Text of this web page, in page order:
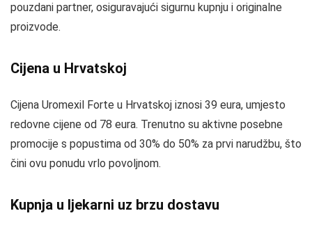
pouzdani partner, osiguravajući sigurnu kupnju i originalne
proizvode.
Cijena u Hrvatskoj
Cijena Uromexil Forte u Hrvatskoj iznosi 39 eura, umjesto
redovne cijene od 78 eura. Trenutno su aktivne posebne
promocije s popustima od 30% do 50% za prvi narudžbu, što
čini ovu ponudu vrlo povoljnom.
Kupnja u ljekarni uz brzu dostavu